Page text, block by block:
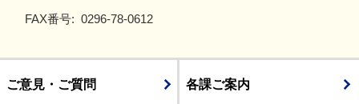
FAX番号: 0296-78-0612
ご意見・ご質問 各課ご案内